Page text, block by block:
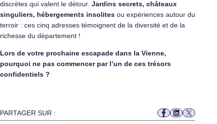
discrètes qui valent le détour. Jardins secrets, châteaux
singuliers, hébergements insolites ou expériences autour du
terroir : ces cinq adresses témoignent de la diversité et de la
richesse du département !
Lors de votre prochaine escapade dans la Vienne,
pourquoi ne pas commencer par l’un de ces trésors
confidentiels ?
PARTAGER SUR :